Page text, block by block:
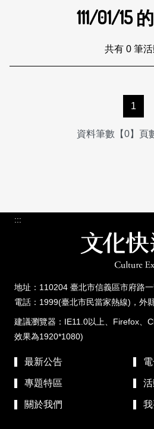
111/01/15
共有 0 筆
1
資料筆數【0】頁
:::
地址：110204 臺北市信義區市府路
電話：1999(臺北市民當家熱線)，外
建議瀏覽器：IE11.0以上、Firefox、
效果為1920*1080)
最新公告
專題特區
關於我們